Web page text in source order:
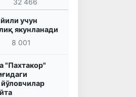
32 466
учун
якунланади
8 001
"Пахтакор"